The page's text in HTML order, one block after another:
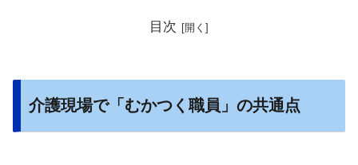
目次
介護現場で「むかつく職員」の共通点